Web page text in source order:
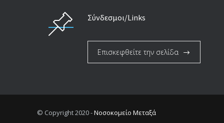
Σύνδεσμοι/Links
Επισκεφθείτε την σελίδα
© Copyright 2020 -Νοσοκομείο Μεταξά